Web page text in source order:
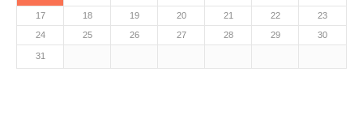
17 18 19 20 21 22
23
24
25 26 27 28 29 30
31